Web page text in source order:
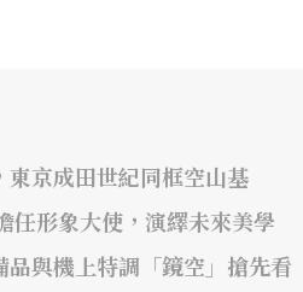
京成田世紀同框空山基
形象大使，演繹未來美學
與機上特調「鏡空」搶先看